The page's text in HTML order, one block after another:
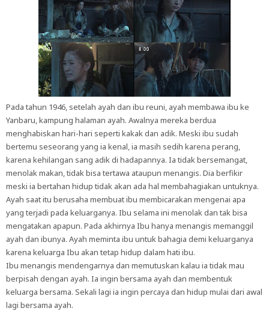
Pada tahun 1946, setelah ayah dan ibu reuni, ayah membawa ibu ke
Yanbaru, kampung halaman ayah. Awalnya mereka berdua
menghabiskan hari-hari seperti kakak dan adik. Meski ibu sudah
bertemu seseorang yang ia kenal, ia masih sedih karena perang,
karena kehilangan sang adik di hadapannya. Ia tidak bersemangat,
menolak makan, tidak bisa tertawa ataupun menangis. Dia berfikir
meski ia bertahan hidup tidak akan ada hal membahagiakan untuknya.
Ayah saat itu berusaha membuat ibu membicarakan mengenai apa
yang terjadi pada keluarganya. Ibu selama ini menolak dan tak bisa
mengatakan apapun. Pada akhirnya Ibu hanya menangis memanggil
ayah dan ibunya. Ayah meminta ibu untuk bahagia demi keluarganya
karena keluarga Ibu akan tetap hidup dalam hati ibu.
Ibu menangis mendengarnya dan memutuskan kalau ia tidak mau
berpisah dengan ayah. Ia ingin bersama ayah dan membentuk
keluarga bersama. Sekali lagi ia ingin percaya dan hidup mulai dari awal
lagi bersama ayah.